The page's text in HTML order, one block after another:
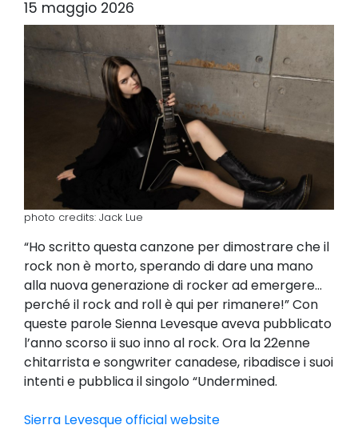
15 maggio 2026
photo credits: Jack Lue
“Ho scritto questa canzone per dimostrare che il
rock non è morto, sperando di dare una mano
alla nuova generazione di rocker ad emergere...
perché il rock and roll è qui per rimanere!” Con
queste parole Sienna Levesque aveva pubblicato
l’anno scorso ii suo inno al rock. Ora la 22enne
chitarrista e songwriter canadese, ribadisce i suoi
intenti e pubblica il singolo “Undermined.
Sierra Levesque official website